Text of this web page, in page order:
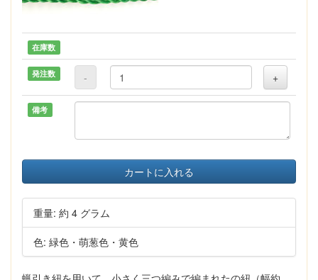
在庫数
発注数 - +
備考
カートに入れる
重量: 約 4 グラム
色: 緑色・萌葱色・黄色